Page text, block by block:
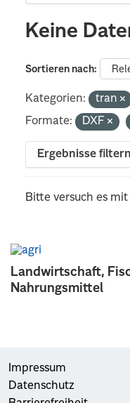
Landwirtschaft,
Nahrungsmittel
Keine
Sortieren nach
Kategorien: tran
Formate:
DXF
Ergebnisse filtern
Bitte versuch es
Impressum
Datenschutz